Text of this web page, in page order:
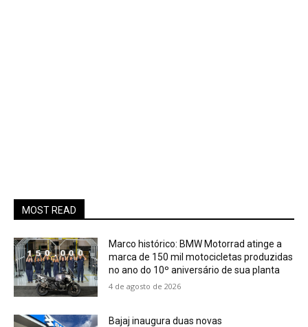
MOST READ
Marco histórico: BMW Motorrad atinge a
marca de 150 mil motocicletas produzidas
no ano do 10º aniversário de sua planta
4 de agosto de 2026
Bajaj inaugura duas novas